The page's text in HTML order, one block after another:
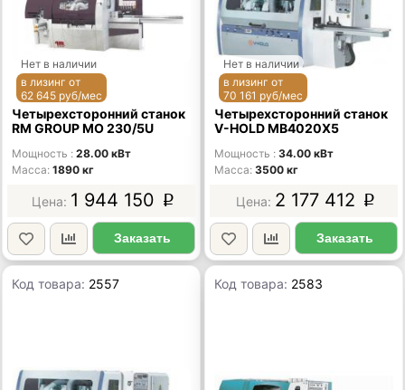
Нет в наличии
в лизинг от
62 645 руб/мес
Четырехсторонний станок
RM GROUP МО 230/5U
Мощность
28.00 кВт
Масса 1890 кг
1 944 150 p
Заказать
Нет в наличии
в лизинг от
70 161 руб/мес
Четырехсторонний станок
V-HOLD MB4020X5
Мощность
34.00 кВт
Масса 3500 кг
2 177 412 p
Заказать
Код товара: 2557 Код товара: 2583